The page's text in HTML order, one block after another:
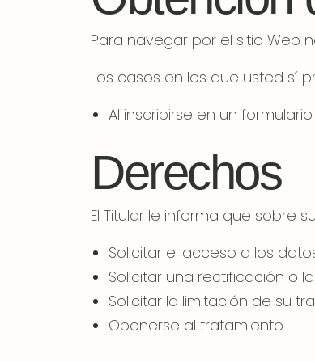
Para navegar por el sitio Web
Los casos en los que usted sí
Al inscribirse en un
Derechos
El Titular le informa que sobre
Solicitar el acceso a los
Solicitar una rectificación o
Solicitar la limitación de su
Oponerse al tratamiento.